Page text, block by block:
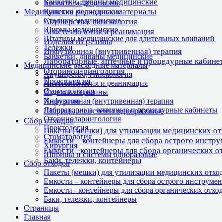
Медицинские расходные материалы
Акушерство, гинекология
Анестезиология и реанимация
Изделия из резины
Инфузионная (внутривенная) терапия
Лабораторные, аптечные и процедурные
Оториноларингология
Проктология
Стоматология
Хирургия
Шприцы и системы одноразовые
Сбор отходов
Пакеты (мешки) для утилизации медицинских
Емкости – контейнеры для сбора острого
Емкости –контейнеры для сбора органических
Баки, тележки, контейнеры
Кровати медицинские
Кушетки медицинские
Столики медицинские
Ширмы медицинские
Штативы медицинские для длительных вливаний
Тележки
Банкетки, диваны медицинские
Медицинские расходные материалы
Акушерство, гинекология
Анестезиология и реанимация
Изделия из резины
Инфузионная (внутривенная) терапия
Лабораторные, аптечные и процедурные кабинеты
Оториноларингология
Проктология
Стоматология
Хирургия
Шприцы и системы одноразовые
Сбор отходов
Пакеты (мешки) для утилизации медицинских
Емкости – контейнеры для сбора острого
Емкости –контейнеры для сбора органических
Баки, тележки, контейнеры
Страницы
Главная